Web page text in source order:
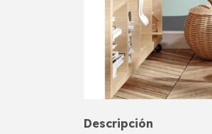
Descripción